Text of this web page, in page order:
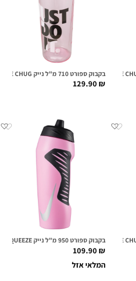
בקבוק ספורט 710 מ"ל נייק NIKE TR HYPERCHARGE CHUG ורוד גרפי
129.90₪
בקבוק ספורט 950 מ"ל נייק HYPERFUEL SQUEEZE ורוד/אירידסנט
109.90₪
המלאי אזל